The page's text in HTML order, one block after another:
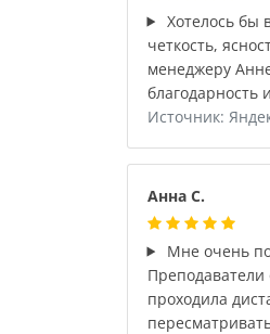
Хотелось бы
четкость,
менеджеру
благодарность
Источник:
Анна С.
Мне очень
проходила